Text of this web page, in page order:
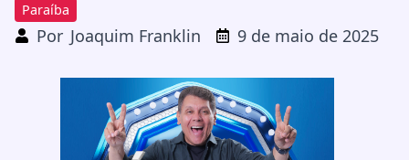
Paraíba
Por Joaquim Franklin 9 de maio de 2025